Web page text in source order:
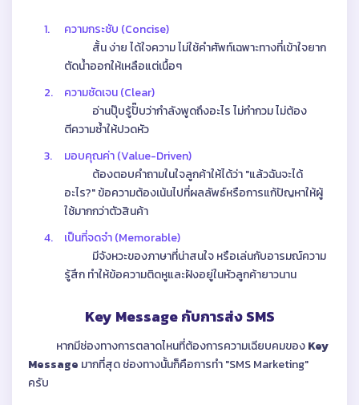
1.
ความกระชับ (Concise)
สั้น ง่าย ได้ใจความ ไม่ใช้คำศัพท์เฉพาะทางที่เข้าใจยาก
ตัดน้ำออกให้เหลือแต่เนื้อๆ
2.
ความชัดเจน (Clear)
อ่านปุ๊บรู้ปั๊บว่ากำลังพูดถึงอะไร ไม่กำกวม ไม่ต้อง
ตีความซ้ำให้ปวดหัว
3.
มอบคุณค่า (Value-Driven)
ต้องตอบคำถามในใจลูกค้าให้ได้ว่า "แล้วฉันจะได้
อะไร?" ข้อความต้องเน้นไปที่ผลลัพธ์หรือการแก้ปัญหาให้ผู้
ใช้มากกว่าตัวสินค้า
4.
เป็นที่จดจำ (Memorable)
มีจังหวะของภาษาที่น่าสนใจ หรือเล่นกับอารมณ์ความ
รู้สึก ทำให้ข้อความติดหูและฝังอยู่ในหัวลูกค้ายาวนาน
Key Message กับการส่ง SMS
หากมีช่องทางการตลาดไหนที่ต้องการความเฉียบคมของKey
Message มากที่สุด ช่องทางนั้นก็คือการทำ "SMS Marketing"
ครับ